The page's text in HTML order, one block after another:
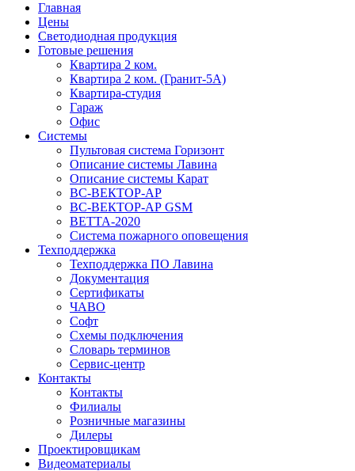
Главная
Цены
Светодиодная продукция
Готовые решения
Квартира 2 ком.
Квартира 2 ком. (Гранит-5А)
Квартира-студия
Гараж
Офис
Системы
Пультовая система Горизонт
Описание системы Лавина
Описание системы Карат
ВС-ВЕКТОР-АР
ВС-ВЕКТОР-АР GSM
ВЕТТА-2020
Система пожарного оповещения
Техподдержка
Техподдержка ПО Лавина
Документация
Сертификаты
ЧАВО
Софт
Схемы подключения
Словарь терминов
Сервис-центр
Контакты
Контакты
Филиалы
Розничные магазины
Дилеры
Проектировщикам
Видеоматериалы